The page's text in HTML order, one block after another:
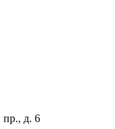
пр., д. 6